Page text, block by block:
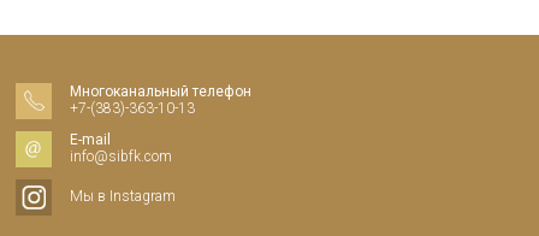
Многоканальный телефон
+7-(383)-363-10-13
E-mail
info@sibfk.com
Мы в Instagram